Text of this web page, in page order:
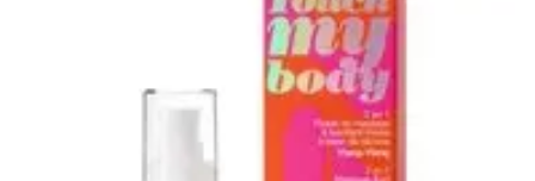
Voyage et Écologie
Voyage Inoubliable